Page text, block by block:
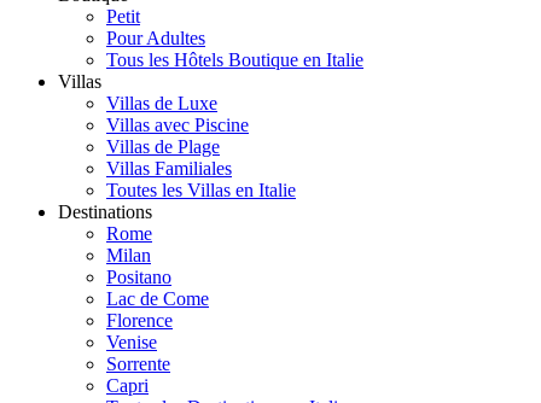
Petit
Pour Adultes
Tous les Hôtels Boutique en Italie
Villas
Villas de Luxe
Villas avec Piscine
Villas de Plage
Villas Familiales
Toutes les Villas en Italie
Destinations
Rome
Milan
Positano
Lac de Come
Florence
Venise
Sorrente
Capri